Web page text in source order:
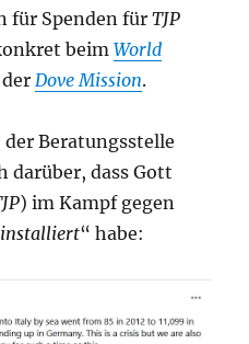
für Spenden fürTJP
beimWorld
Dove Mission.
Beratungsstelle
darüber, dass Gott
) im Kampf gegen
installiert“ habe: